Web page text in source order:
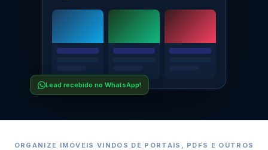
Lead recebido no WhatsApp!
ORGANIZE IMÓVEIS VINDOS DE PORTAIS, PDFS E OUTROS